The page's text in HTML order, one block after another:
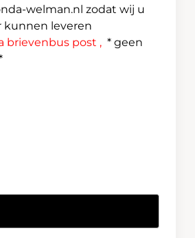
welman.nl zodat wij u
kunnen leveren
brievenbus post , * geen
aan winkelwagen